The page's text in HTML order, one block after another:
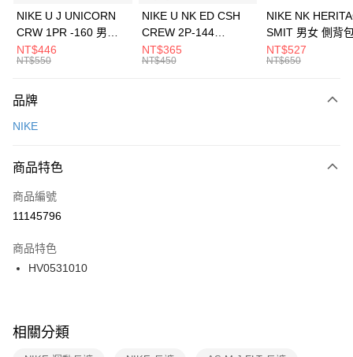
元大商業銀行
台灣樂天信用卡公司
全盈+PAY
AFTEE先享後付
【關於「AFTEE先享後付」】
便利好安心！
３．安心：先確認商品／服務後，再付款。
【「AFTEE先享後付」結帳流程】
１．於結帳方式選擇「AFTEE先享後付」後，將跳轉至「AFTEE先享後付」
２．訂單成立數日內，您將收到繳費通知簡訊。
３．收到繳費通知簡訊後14天內，點擊此簡訊中的連結，可透過四大超商／
ATM／網路銀行／等多元方式進行付款，方視為交易完成。
※ 交易是否成功請以「AFTEE先享後付 」之結帳頁面顯示為準，若有關於
是否繳費成功／繳費後需取消欲退款等相關疑問，請聯繫「AFTEE先享後付
運送方式
每筆NT$100，滿NT$1,500(含以上)免運費
宅配
每筆NT$100，滿NT$1,500(含以上)免運費
付款後門市自取
每筆NT$100，滿NT$1,500(含以上)免運費
NIKE U J UNICORN
CRW 1PR -160 男女
中統襪 FZ3393100
NT$446
NT$550
NIKE U NK ED CSH
CREW 2P-144
EMBRDY 男女 短統襪
FZ3073133
NT$365
NT$450
NIKE NK
SMIT 男女 側背
BA5871010
NT$527
NT$650
品牌
NIKE
商品特色
商品編號
11145796
商品特色
HV0531010
相關分類